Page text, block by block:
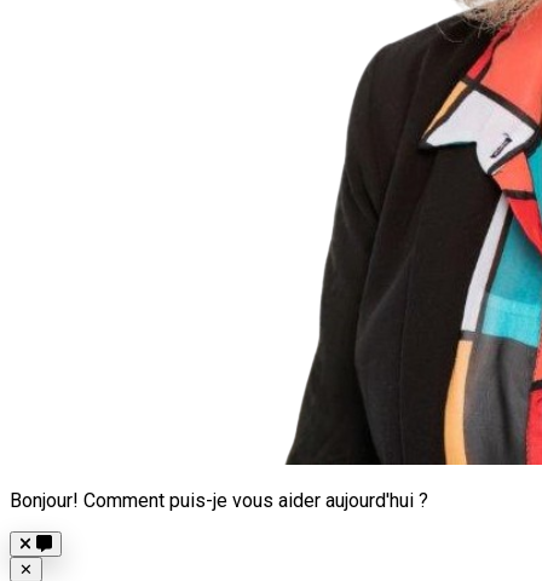
Bonjour! Comment puis-je vous aider aujourd'hui ?
Close
✕